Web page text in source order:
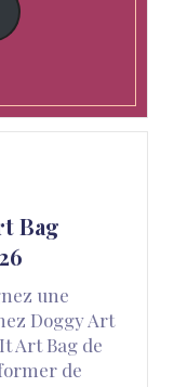
Bag
une
Doggy Art
Art Bag de
de